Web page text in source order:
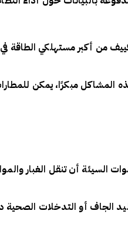
من أكبر مستهلكي الطاقة
مبكرًا، يمكن
السيئة أن تنقل الغبار
الجاف أو التدخلات الصحية